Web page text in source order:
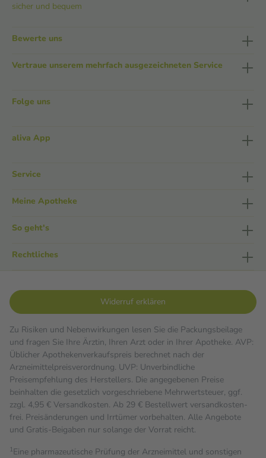
sicher und bequem
Bewerte uns
Vertraue unserem mehrfach ausgezeichneten Service
Folge uns
aliva App
Service
Meine Apotheke
So geht's
Rechtliches
Widerruf erklären
Zu Risiken und Nebenwirkungen lesen Sie die Packungsbeilage
und fragen Sie Ihre Ärztin, Ihren Arzt oder in Ihrer Apotheke. AVP:
Üblicher Apothekenverkaufspreis berechnet nach der
Arzneimittelpreisverordnung. UVP: Unverbindliche
Preisempfehlung des Herstellers. Die angegebenen Preise
beinhalten die gesetzlich vorgeschriebene Mehrwertsteuer, ggf.
zzgl. 4,95 € Versandkosten. Ab 29 € Bestell­wert versand­kosten­
frei. Preisänderungen und Irrtümer vorbehalten. Alle Angebote
und Gratis-Beigaben nur solange der Vorrat reicht.
1Eine pharmazeutische Prüfung der Arzneimittel und sonstigen